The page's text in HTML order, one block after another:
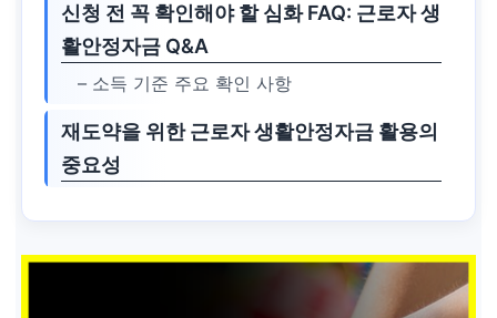
신청 전 꼭 확인해야 할 심화 FAQ: 근로자 생
활안정자금 Q&A
– 소득 기준 주요 확인 사항
재도약을 위한 근로자 생활안정자금 활용의
중요성